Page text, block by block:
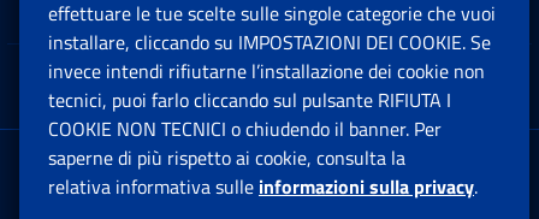
App mobile
Sede Legale : Via Ciro il Grande, 21
00144 Roma
effettuare le tue scelte sulle singole categorie che vuoi
installare, cliccando su IMPOSTAZIONI DEI COOKIE. Se
invece intendi rifiutarne l’installazione dei cookie non
tecnici, puoi farlo cliccando sul pulsante RIFIUTA I
COOKIE NON TECNICI o chiudendo il banner. Per
saperne di più rispetto ai cookie, consulta la
relativa informativa sulle informazioni sulla privacy.